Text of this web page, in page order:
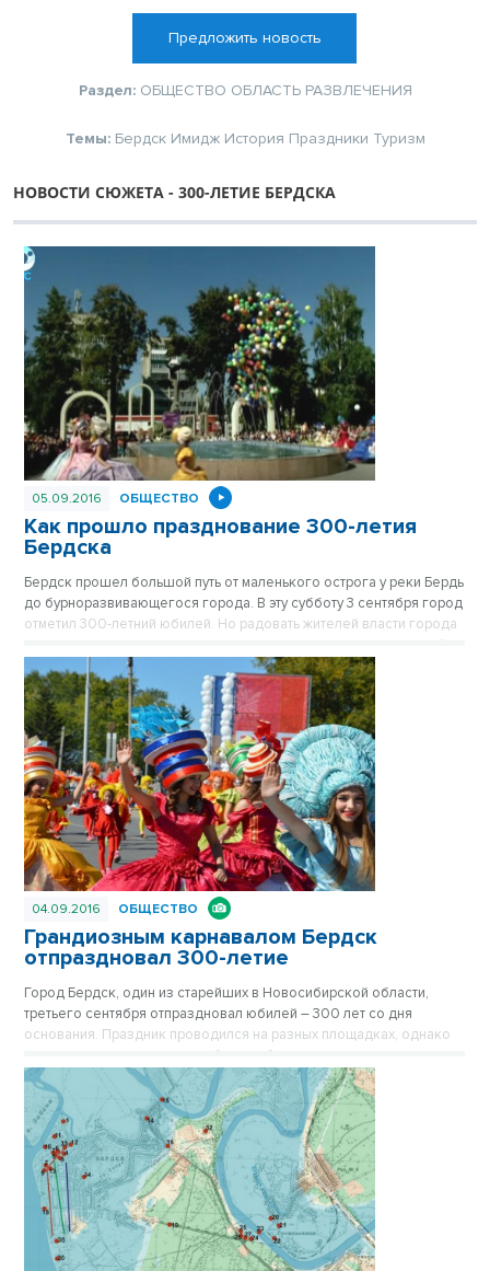
Предложить новость
Раздел: ОБЩЕСТВО ОБЛАСТЬ РАЗВЛЕЧЕНИЯ
Темы: Бердск Имидж История Праздники Туризм
НОВОСТИ СЮЖЕТА - 300-ЛЕТИЕ БЕРДСКА
05.09.2016 ОБЩЕСТВО
Как прошло празднование 300-летия
Бердска
Бердск прошел большой путь от маленького острога у реки Бердь
до бурноразвивающегося города. В эту субботу 3 сентября город
отметил 300-летний юбилей. Но радовать жителей власти города
фонтан.
04.09.2016 ОБЩЕСТВО
Грандиозным карнавалом Бердск
отпраздновал 300-летие
Город Бердск, один из старейших в Новосибирской области,
третьего сентября отпраздновал юбилей – 300 лет со дня
основания. Праздник проводился на разных площадках, однако
ключевым и самым ярким событием было карнавальное шествие
по одной из главных улиц города.